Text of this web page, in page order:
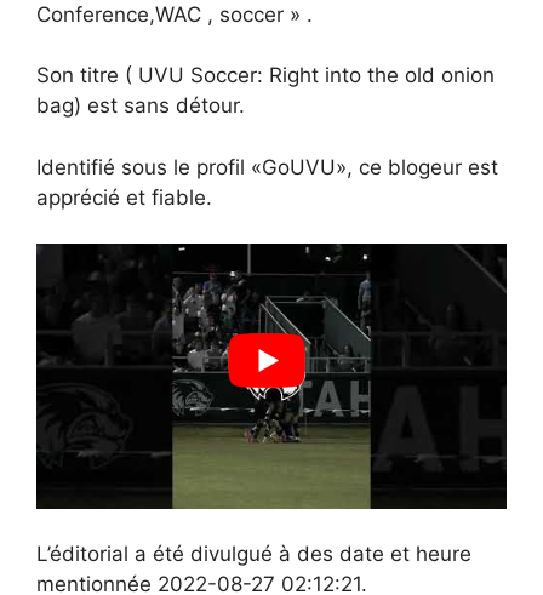
Conference,WAC , soccer » .
Son titre ( UVU Soccer: Right into the old onion
bag) est sans détour.
Identifié sous le profil «GoUVU», ce blogeur est
apprécié et fiable.
L’éditorial a été divulgué à des date et heure
mentionnée 2022-08-27 02:12:21.